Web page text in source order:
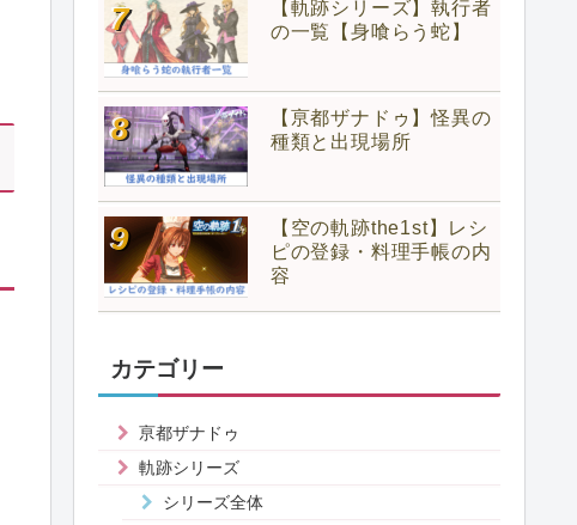
【軌跡シリーズ】執行者
の一覧【身喰らう蛇】
【亰都ザナドゥ】怪異の
種類と出現場所
【空の軌跡the1st】レシ
ピの登録・料理手帳の内
容
カテゴリー
亰都ザナドゥ
軌跡シリーズ
シリーズ全体